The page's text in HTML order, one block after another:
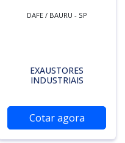
DAFE / BAURU - SP
EXAUSTORES
INDUSTRIAIS
Cotar agora